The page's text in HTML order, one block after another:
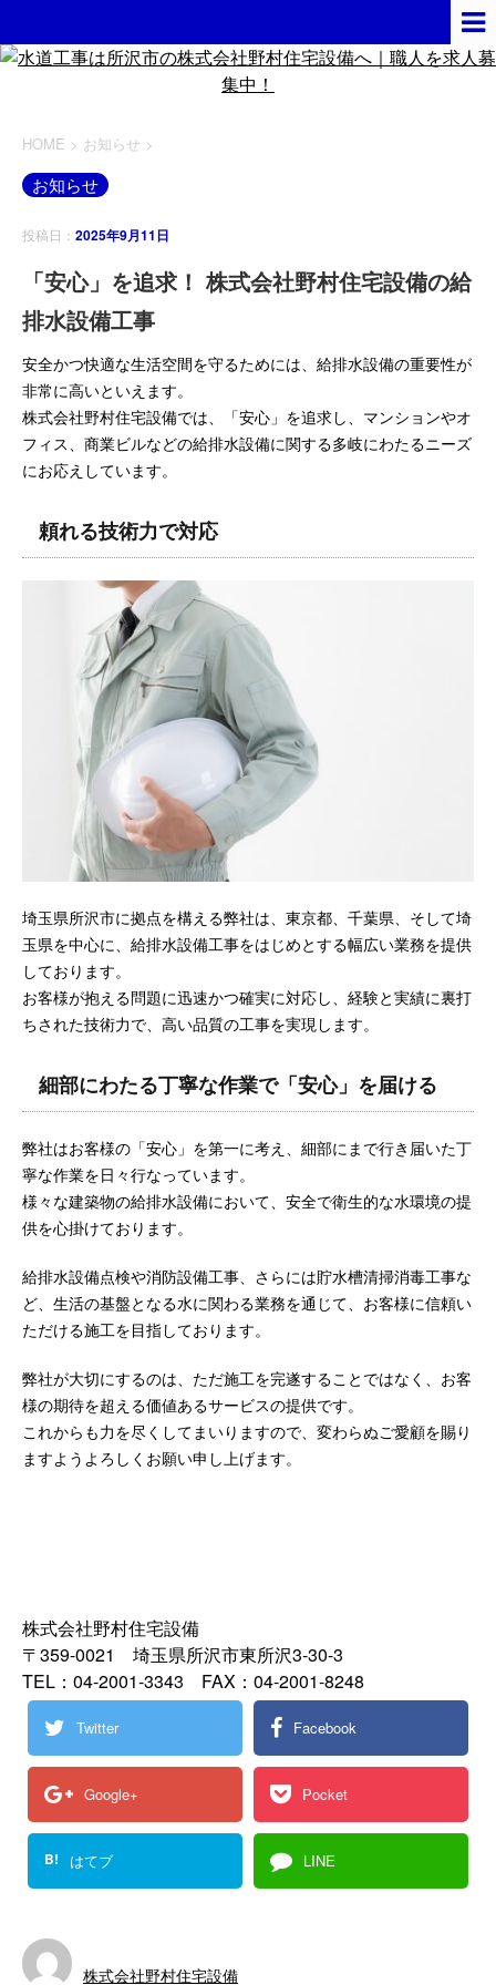
HOME > お知らせ >
お知らせ
投稿日： 2025年9月11日
「安心」を追求！ 株式会社野村住宅設備の給
排水設備工事
安全かつ快適な生活空間を守るためには、給排水設備の重要性が
非常に高いといえます。
株式会社野村住宅設備では、「安心」を追求し、マンションやオ
フィス、商業ビルなどの給排水設備に関する多岐にわたるニーズ
にお応えしています。
頼れる技術力で対応
埼玉県所沢市に拠点を構える弊社は、東京都、千葉県、そして埼
玉県を中心に、給排水設備工事をはじめとする幅広い業務を提供
しております。
お客様が抱える問題に迅速かつ確実に対応し、経験と実績に裏打
ちされた技術力で、高い品質の工事を実現します。
細部にわたる丁寧な作業で「安心」を届ける
弊社はお客様の「安心」を第一に考え、細部にまで行き届いた丁
寧な作業を日々行なっています。
様々な建築物の給排水設備において、安全で衛生的な水環境の提
供を心掛けております。
給排水設備点検や消防設備工事、さらには貯水槽清掃消毒工事な
ど、生活の基盤となる水に関わる業務を通じて、お客様に信頼い
ただける施工を目指しております。
弊社が大切にするのは、ただ施工を完遂することではなく、お客
様の期待を超える価値あるサービスの提供です。
これからも力を尽くしてまいりますので、変わらぬご愛顧を賜り
ますようよろしくお願い申し上げます。
株式会社野村住宅設備
〒359-0021 埼玉県所沢市東所沢3-30-3
TEL：04-2001-3343 FAX：04-2001-8248
Twitter Facebook
Google+ Pocket
B! はてブ LINE
株式会社野村住宅設備